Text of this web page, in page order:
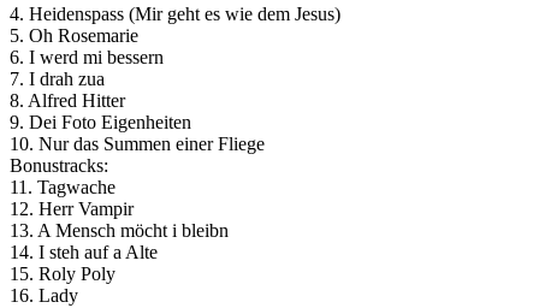
4. Heidenspass (Mir geht es wie dem Jesus)
5. Oh Rosemarie
6. I werd mi bessern
7. I drah zua
8. Alfred Hitter
9. Dei Foto Eigenheiten
10. Nur das Summen einer Fliege
Bonustracks:
11. Tagwache
12. Herr Vampir
13. A Mensch möcht i bleibn
14. I steh auf a Alte
15. Roly Poly
16. Lady